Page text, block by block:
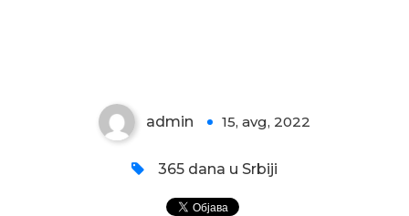
admin 15, avg, 2022
365 dana u Srbiji